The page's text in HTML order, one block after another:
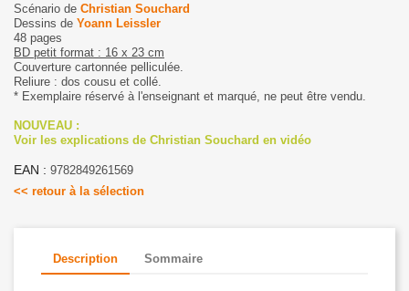
Scénario de Christian Souchard
Dessins de Yoann Leissler
48 pages
BD petit format : 16 x 23 cm
Couverture cartonnée pelliculée.
Reliure : dos cousu et collé.
* Exemplaire réservé à l'enseignant et marqué, ne peut être vendu.
NOUVEAU :
Voir les explications de Christian Souchard en vidéo
EAN : 9782849261569
<< retour à la sélection
Description Sommaire